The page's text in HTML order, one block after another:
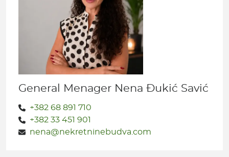
General Menager Nena Đukić Savić
+382 68 891 710
+382 33 451 901
nena@nekretninebudva.com